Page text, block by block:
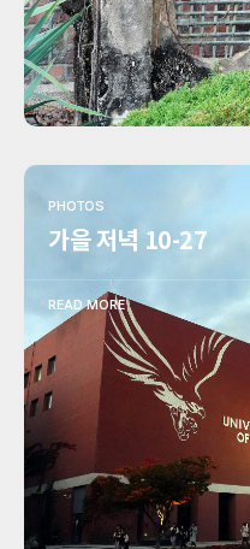
PHOTOS
가을 저녁 10-27
READ MORE